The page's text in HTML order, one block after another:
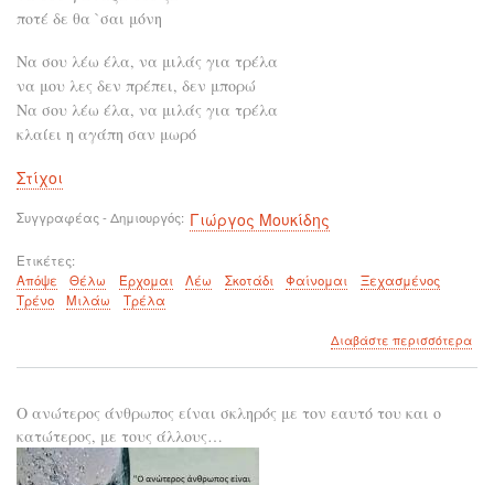
ποτέ δε θα `σαι μόνη
Να σου λέω έλα, να μιλάς για τρέλα
να μου λες δεν πρέπει, δεν μπορώ
Να σου λέω έλα, να μιλάς για τρέλα
κλαίει η αγάπη σαν μωρό
Στίχοι
Συγγραφέας - Δημιουργός Γιώργος Μουκίδης
Ετικέτες
Απόψε
Θέλω Έρχομαι Λέω Σκοτάδι Φαίνομαι
Ξεχασμένος
Τρένο
Μιλάω Τρέλα
Διαβάστε περισσότεραγια
Ο ανώτερος άνθρωπος είναι σκληρός με τον εαυτό του και ο
κατώτερος, με τους άλλους…